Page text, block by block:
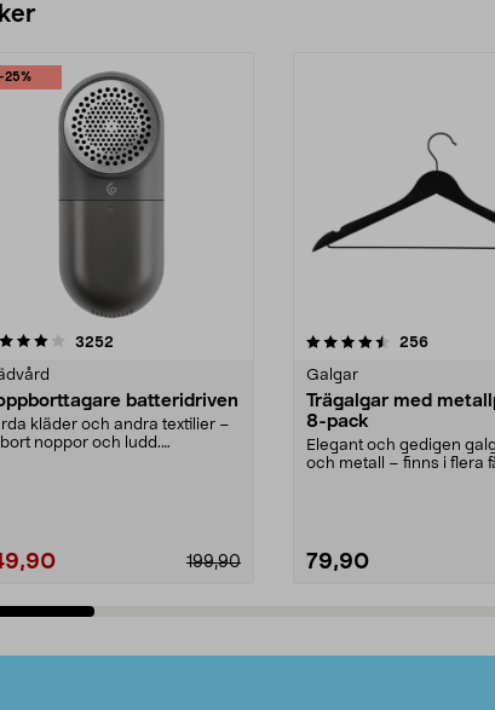
-25%
3252
batteridriven
kläder och andra textilier –
noppor och ludd.
199,90
4.5av 5 stjärnor 256
Galgar
Trägalgar med
8-pack
Elegant och gedigen
och metall – finns i flera
79,90
4.0av 5 stjärnor